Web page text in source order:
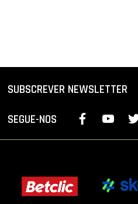
SUBSCREVER NEWSLETTER
SEGUE-NOS